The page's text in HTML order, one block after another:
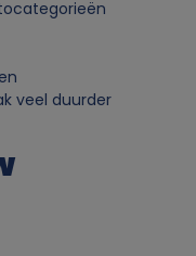
veel duurder